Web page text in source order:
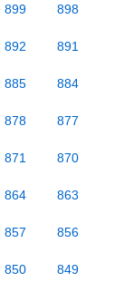
899 898
892 891
885 884
878 877
871 870
864 863
857 856
850 849